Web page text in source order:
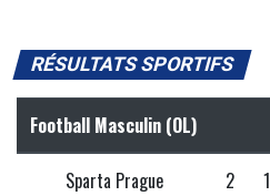
RÉSULTATS SPORTIFS
Football Masculin (OL)
Sparta Prague 2 1